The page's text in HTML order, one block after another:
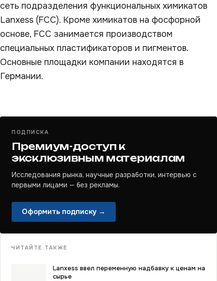
сеть подразделения функциональных химикатов
Lanxess (FCC). Кроме химикатов на фосфорной
основе, FCC занимается производством
специальных пластификаторов и пигментов.
Основные площадки компании находятся в
Германии.
ПОДПИСКА
Премиум-доступ к
эксклюзивным материалам
Исследования рынка, научные разработки, интервью с
первыми лицами — без рекламы.
Оформить подписку →
ЧИТАЙТЕ ТАКЖЕ
Lanxess ввел переменную надбавку к ценам на
сырье